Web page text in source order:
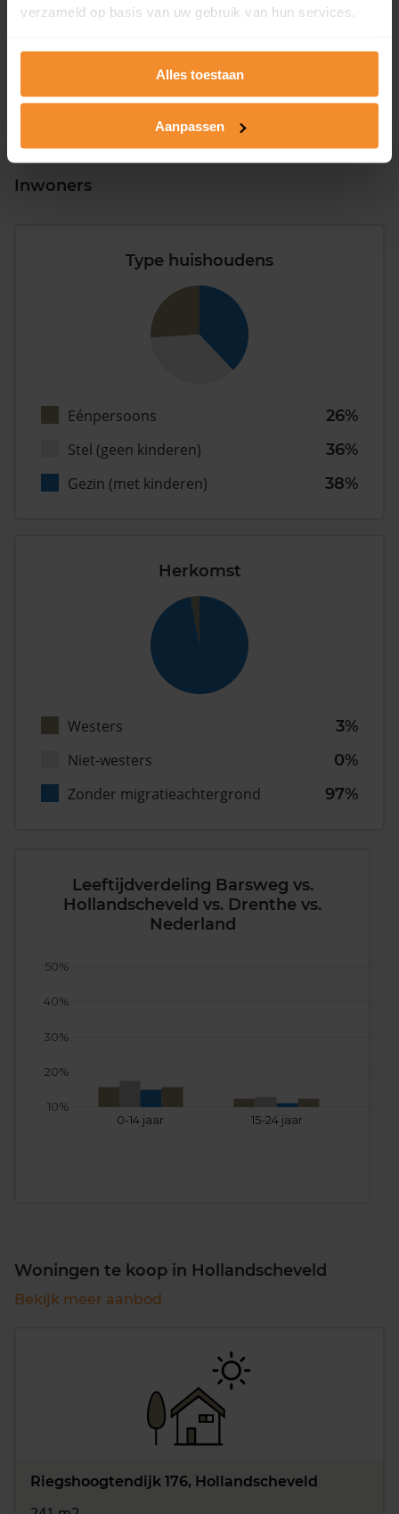
verzameld op basis van uw gebruik van hun services.
Alles toestaan
Aanpassen
1946 - 1980
24%
1981 - 2007
18%
Inwoners
Type huishoudens
Eénpersoons
26%
Stel (geen kinderen)
36%
Gezin (met kinderen)
38%
Herkomst
Westers
3%
Niet-westers
0%
Zonder migratieachtergrond
97%
Leeftijdverdeling Barsweg vs.
Hollandscheveld vs. Drenthe vs.
Nederland
0-14 jaar 15-24 jaar
10%
20%
30%
40%
50%
Woningen te koop in Hollandscheveld
Bekijk meer aanbod
Riegshoogtendijk 176, Hollandscheveld